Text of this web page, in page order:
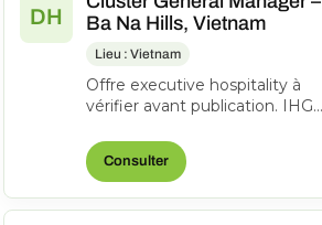
DH
Ba Na Hills, Vietnam
Lieu : Vietnam
Offre executive hospitality à
vérifier avant publication. IHG
l’offre d’origine
Consulter